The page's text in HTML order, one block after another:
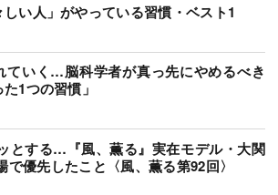
しい人」がやっている習慣・ベスト1
ていく…脳科学者が真っ先にやめるべき
1つの習慣」
とする…『風、薫る』実在モデル・大関
で優先したこと〈風、薫る第92回〉